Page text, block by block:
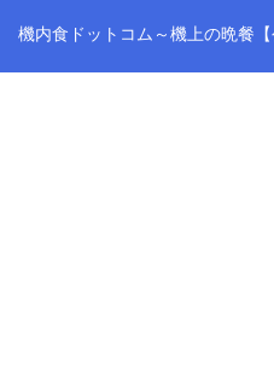
機内食ドットコム～機上の晩餐【